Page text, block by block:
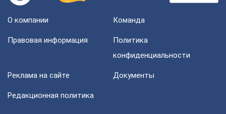
О компании Команда
Правовая информация
Политика
конфиденциальности
Реклама на сайте Документы
Редакционная политика